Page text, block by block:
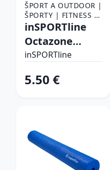
ŠPORT A OUTDOOR |
ŠPORTY | FITNESS |
POMÔCKY NA
PODLOŽKY NA
CVIČENIE
inSPORTline
Octazone
fialová
inSPORTline
5.50 €